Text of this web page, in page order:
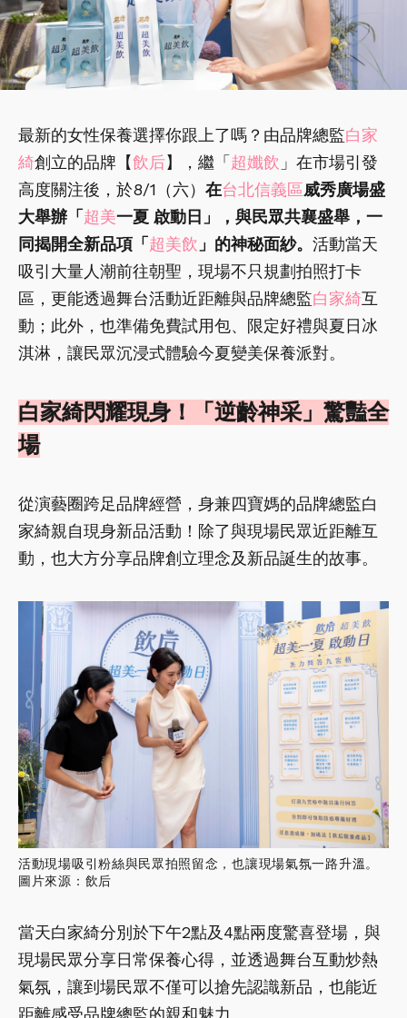
最新的女性保養選擇你跟上了嗎？由品牌總監白家
綺創立的品牌【飲后】，繼「 超孅飲 」在市場引發
高度關注後，於8/1（六） 在台北信義區威秀廣場盛
大舉辦「 超美一夏 啟動日」，與民眾共襄盛舉，一
同揭開全新品項「 超美飲 」的神秘面紗。 活動當天
吸引大量人潮前往朝聖，現場不只規劃拍照打卡
區，更能透過舞台活動近距離與品牌總監白家綺互
動；此外，也準備免費試用包、限定好禮與夏日冰
淇淋，讓民眾沉浸式體驗今夏變美保養派對。
白家綺閃耀現身！「逆齡神采」驚豔全
場
從演藝圈跨足品牌經營，身兼四寶媽的品牌總監白
家綺親自現身新品活動！除了與現場民眾近距離互
動，也大方分享品牌創立理念及新品誕生的故事。
活動現場吸引粉絲與民眾拍照留念，也讓現場氣氛一路升溫。
圖片來源：飲后
當天白家綺分別於下午2點及4點兩度驚喜登場，與
現場民眾分享日常保養心得，並透過舞台互動炒熱
氣氛，讓到場民眾不僅可以搶先認識新品，也能近
距離感受品牌總監的親和魅力。